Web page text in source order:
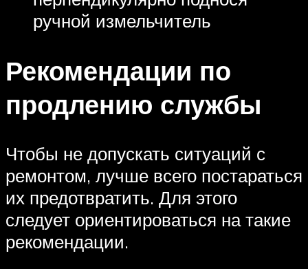
ручной измельчитель
Рекомендации по
продлению службы
Чтобы не допускать ситуаций с
ремонтом, лучше всего постараться
их предотвратить. Для этого
следует ориентироваться на такие
рекомендации.